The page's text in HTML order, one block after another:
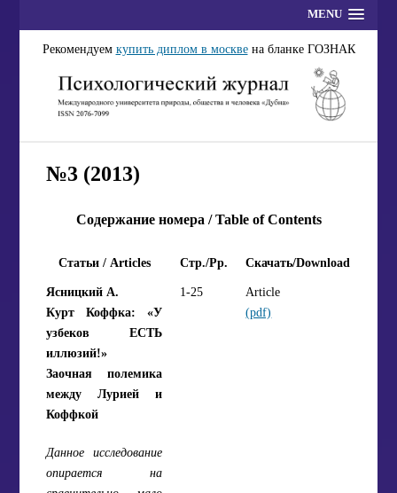
MENU
Рекомендуем купить диплом в москвена бланке ГОЗНАК
№3 (2013)
Содержание номера / Table of Contents
Статьи / Articles Стр./Pp. Скачать/Download
Ясницкий А.
Курт Коффка: «У
узбеков ЕСТЬ
иллюзий!»
Заочная полемика
между Лурией и
Коффкой
Данное исследование
опирается на
1-25
Article
(pdf)